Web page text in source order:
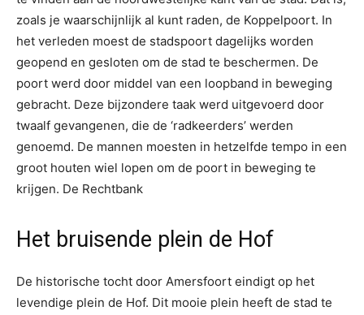
zoals je waarschijnlijk al kunt raden, de Koppelpoort. In
het verleden moest de stadspoort dagelijks worden
geopend en gesloten om de stad te beschermen. De
poort werd door middel van een loopband in beweging
gebracht. Deze bijzondere taak werd uitgevoerd door
twaalf gevangenen, die de ‘radkeerders’ werden
genoemd. De mannen moesten in hetzelfde tempo in een
groot houten wiel lopen om de poort in beweging te
krijgen. De Rechtbank
Het bruisende plein de Hof
De historische tocht door Amersfoort eindigt op het
levendige plein de Hof. Dit mooie plein heeft de stad te